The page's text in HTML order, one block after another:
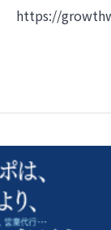
https://